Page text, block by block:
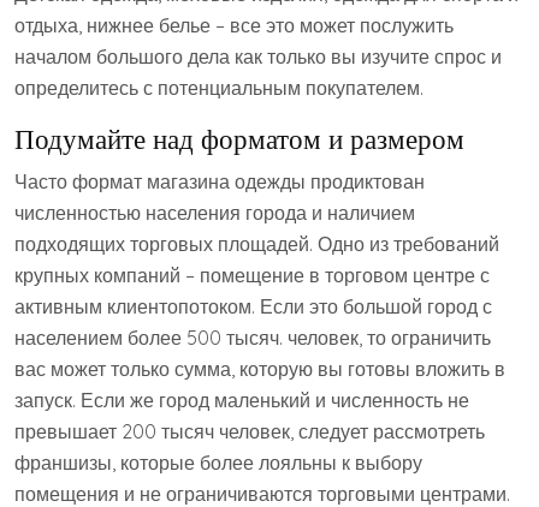
отдыха, нижнее белье – все это может послужить
началом большого дела как только вы изучите спрос и
определитесь с потенциальным покупателем.
Подумайте над форматом и размером
Часто формат магазина одежды продиктован
численностью населения города и наличием
подходящих торговых площадей. Одно из требований
крупных компаний – помещение в торговом центре с
активным клиентопотоком. Если это большой город с
населением более 500 тысяч. человек, то ограничить
вас может только сумма, которую вы готовы вложить в
запуск. Если же город маленький и численность не
превышает 200 тысяч человек, следует рассмотреть
франшизы, которые более лояльны к выбору
помещения и не ограничиваются торговыми центрами.